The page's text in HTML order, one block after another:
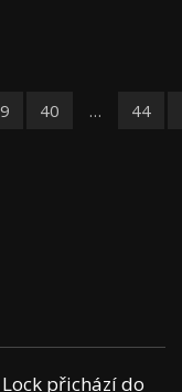
40 … 44
přichází do